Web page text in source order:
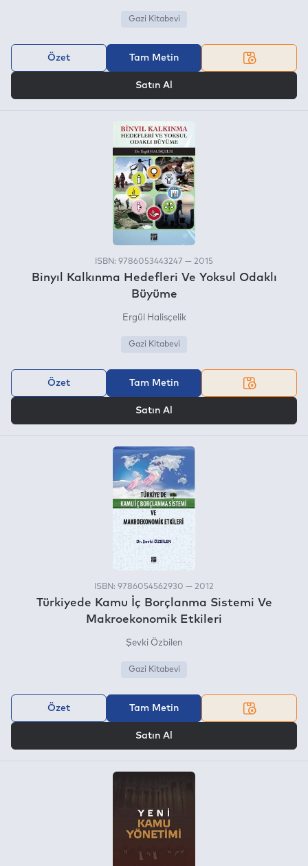
Gazi Kitabevi
Özet Tam Metin
Satın Al
ISBN: 9786053443247 — 2015
Binyıl Kalkınma Hedefleri Ve Yoksul Odaklı
Büyüme
Ergül Halisçelik
Gazi Kitabevi
Özet Tam Metin
Satın Al
ISBN: 9786054562930 — 2012
Türkiyede Kamu İç Borçlanma Sistemi Ve
Makroekonomik Etkileri
Şevki Özbilen
Gazi Kitabevi
Özet Tam Metin
Satın Al